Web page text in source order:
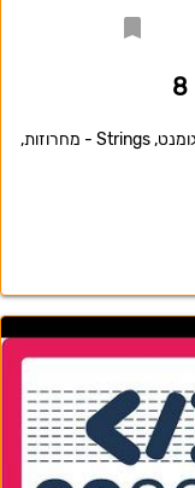
JavaScript - העברת Function כארגומנט, Strings - מחרוזות,